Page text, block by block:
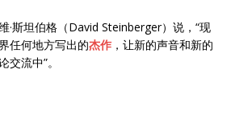
·斯坦伯格（David Steinberger）说，“现
任何地方写出的杰作 ，让新的声音和新的
流中”。